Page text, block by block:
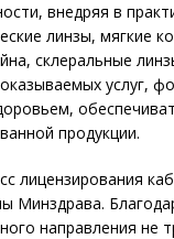
внедряя в
линзы, мягкие
склеральные
услуг,
продукции.
лицензирования
Минздрава.
направления не